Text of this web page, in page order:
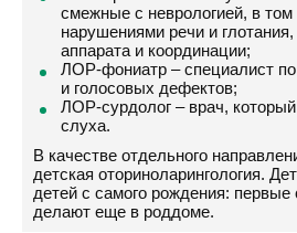
смежные с неврологией, в том
нарушениями речи и
аппарата и координации;
ЛОР-фониатр – специалист
и голосовых дефектов;
ЛОР-сурдолог – врач,
слуха.
В качестве отдельного
детская оториноларингология.
детей с самого рождения:
делают еще в роддоме.